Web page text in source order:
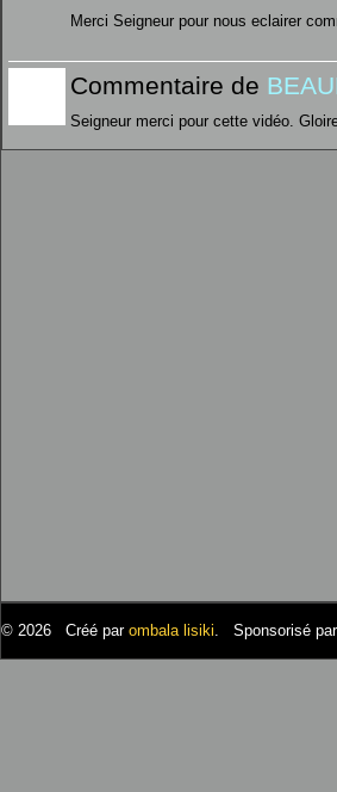
Merci Seigneur pour nous eclairer
Commentaire de
Seigneur merci pour cette vidéo.
© 2026 Créé par ombala lisiki. Sponsorisé par